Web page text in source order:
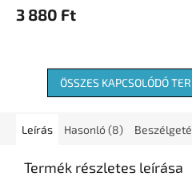
3 880 Ft
ÖSSZES KAPCSOLÓDÓ
Leírás Hasonló (8)
Termék részletes leírása